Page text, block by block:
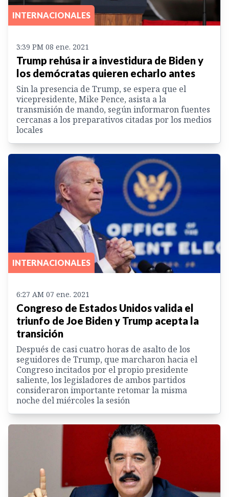
INTERNACIONALES
3:39 PM 08 ene. 2021
Trump rehúsa ir a investidura de Biden y
los demócratas quieren echarlo antes
Sin la presencia de Trump, se espera que el
vicepresidente, Mike Pence, asista a la
transmisión de mando, según informaron fuentes
cercanas a los preparativos citadas por los medios
locales
INTERNACIONALES
6:27 AM 07 ene. 2021
Congreso de Estados Unidos valida el
triunfo de Joe Biden y Trump acepta la
transición
Después de casi cuatro horas de asalto de los
seguidores de Trump, que marcharon hacia el
Congreso incitados por el propio presidente
saliente, los legisladores de ambos partidos
consideraron importante retomar la misma
noche del miércoles la sesión